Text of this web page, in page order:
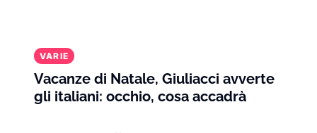
VARIE
Vacanze di Natale, Giuliacci avverte
gli italiani: occhio, cosa accadrà